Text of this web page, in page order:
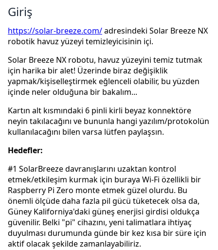
Giriş
https://solar-breeze.com/adresindeki Solar Breeze NX
robotik havuz yüzeyi temizleyicisinin içi.
Solar Breeze NX robotu, havuz yüzeyini temiz tutmak
için harika bir alet! Üzerinde biraz değişiklik
yapmak/kişiselleştirmek eğlenceli olabilir, bu yüzden
içinde neler olduğuna bir bakalım...
Kartın alt kısmındaki 6 pinli kirli beyaz konnektöre
neyin takılacağını ve bununla hangi yazılım/protokolün
kullanılacağını bilen varsa lütfen paylaşsın.
Hedefler:
#1 SolarBreeze davranışlarını uzaktan kontrol
etmek/etkileşim kurmak için buraya Wi-Fi özellikli bir
Raspberry Pi Zero monte etmek güzel olurdu. Bu
önemli ölçüde daha fazla pil gücü tüketecek olsa da,
Güney Kaliforniya'daki güneş enerjisi girdisi oldukça
güvenilir. Belki "pi" cihazını, yeni talimatlara ihtiyaç
duyulması durumunda günde bir kez kısa bir süre için
aktif olacak şekilde zamanlayabiliriz.